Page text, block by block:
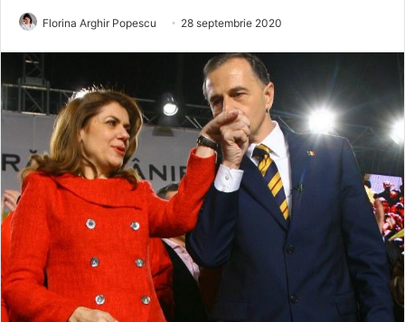
Florina Arghir Popescu 28 septembrie 2020